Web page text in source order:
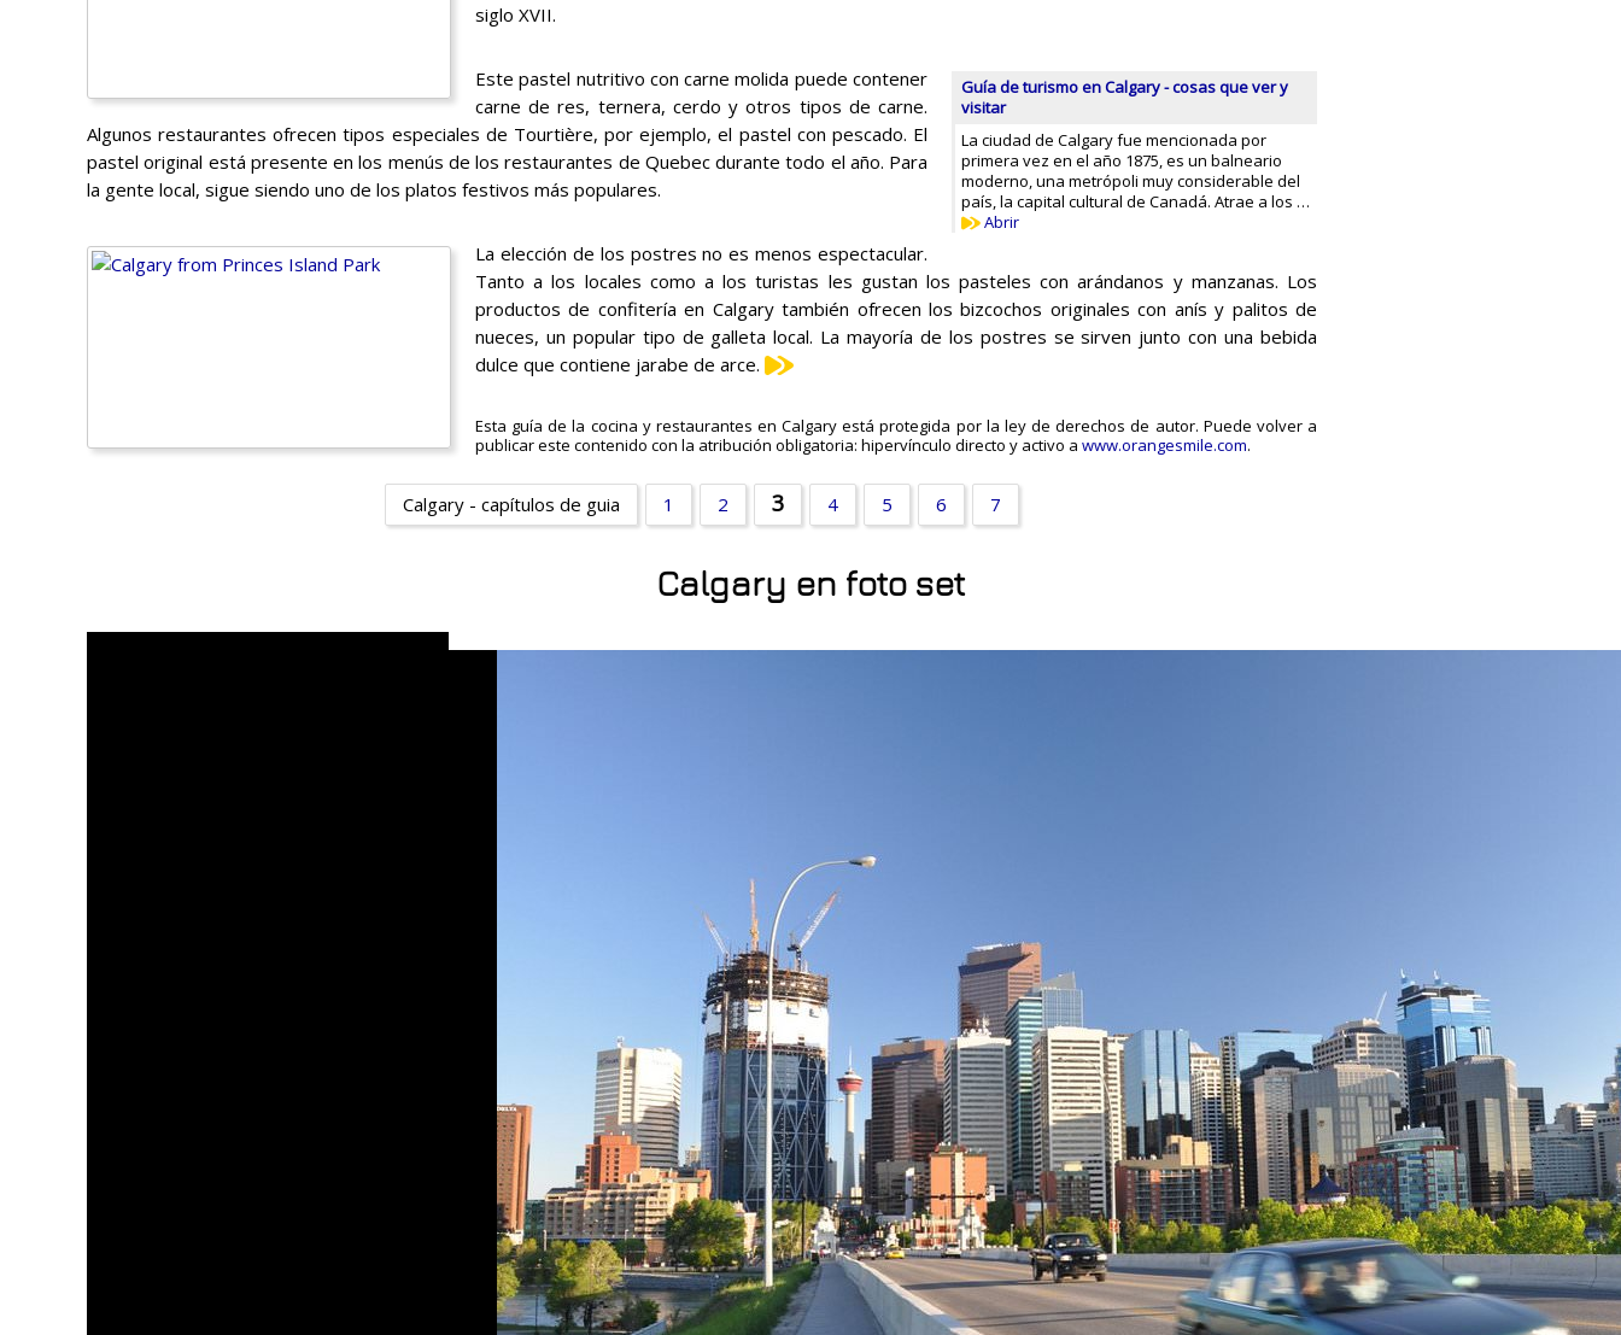
siglo XVII.
Guía de turismo en Calgary - cosas que ver y
visitar
La ciudad de Calgary fue mencionada por
primera vez en el año 1875, es un balneario
moderno, una metrópoli muy considerable del
país, la capital cultural de Canadá. Atrae a los …
Abrir
Este pastel nutritivo con carne molida puede contener
carne de res, ternera, cerdo y otros tipos de carne.
Algunos restaurantes ofrecen tipos especiales de Tourtière, por ejemplo, el pastel con pescado. El
pastel original está presente en los menús de los restaurantes de Quebec durante todo el año. Para
la gente local, sigue siendo uno de los platos festivos más populares.
La elección de los postres no es menos espectacular.
Tanto a los locales como a los turistas les gustan los pasteles con arándanos y manzanas. Los
productos de confitería en Calgary también ofrecen los bizcochos originales con anís y palitos de
nueces, un popular tipo de galleta local. La mayoría de los postres se sirven junto con una bebida
dulce que contiene jarabe de arce.
Esta guía de la cocina y restaurantes en Calgary está protegida por la ley de derechos de autor. Puede volver a
publicar este contenido con la atribución obligatoria: hipervínculo directo y activo a www.orangesmile.com.
Calgary - capítulos de guia 1 2 3 4 5 6 7
Calgary en foto set